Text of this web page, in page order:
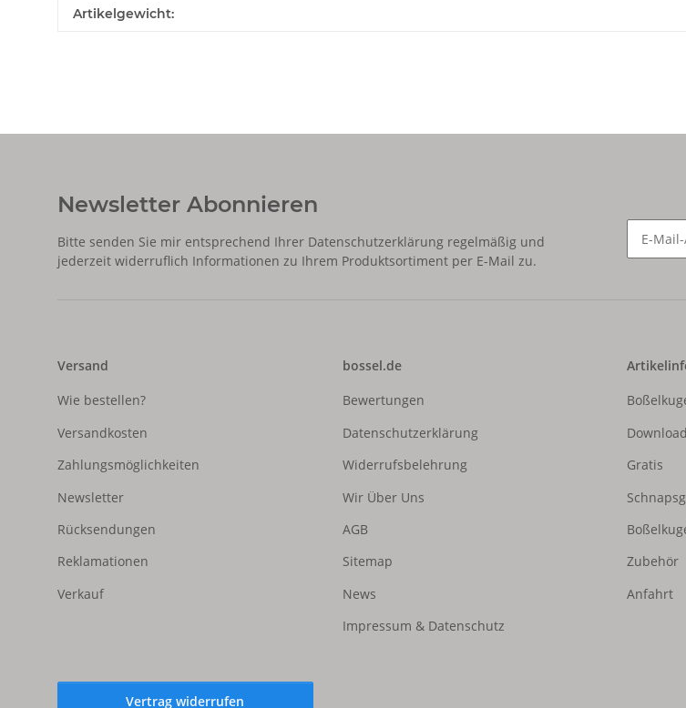
Produkteigenschaft
Wert
Artikelgewicht:
Newsletter Abonnieren
Bitte senden Sie mir entsprechend Ihrer Datenschutzerklärung regelmäßig und
jederzeit widerruflich Informationen zu Ihrem Produktsortiment per E-Mail zu.
Versand
Wie bestellen?
Versandkosten
Zahlungsmöglichkeiten
Newsletter
Rücksendungen
Reklamationen
Verkauf
bossel.de
Bewertungen
Datenschutzerklärung
Widerrufsbelehrung
Wir Über Uns
AGB
Sitemap
News
Impressum & Datenschutz
Gratis
Zubehör
Anfahrt
Vertrag widerrufen